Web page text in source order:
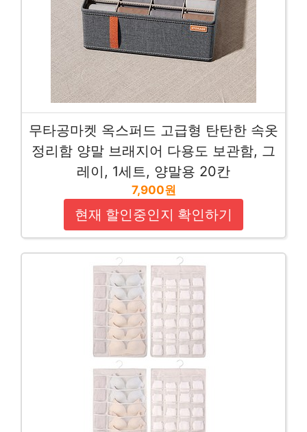
무타공마켓 옥스퍼드 고급형 탄탄한 속옷
정리함 양말 브래지어 다용도 보관함, 그
레이, 1세트, 양말용 20칸
7,900원
현재 할인중인지 확인하기